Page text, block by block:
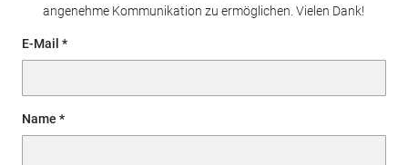
angenehme Kommunikation zu ermöglichen. Vielen Dank!
E-Mail
Name